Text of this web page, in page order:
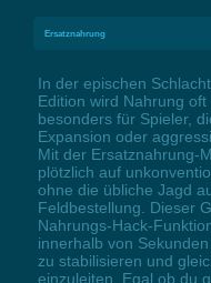
Ersatznahrung
In der epischen
Edition wird Nahrung
besonders für Spieler,
Expansion oder
Mit der Ersatznahrung-
plötzlich auf
ohne die übliche Jagd
Feldbestellung. Dieser
Nahrungs-Hack-
innerhalb von
zu stabilisieren und
einzuleiten. Egal ob du